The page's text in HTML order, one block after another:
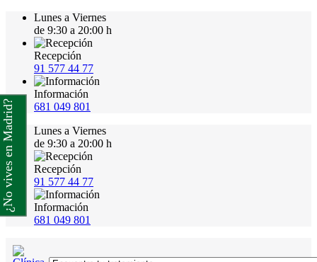
Lunes a Viernes
de 9:30 a 20:00 h
Recepción
91 577 44 77
Información
681 049 801
Lunes a Viernes
de 9:30 a 20:00 h
Recepción
91 577 44 77
Información
681 049 801
¿No vives en Madrid?